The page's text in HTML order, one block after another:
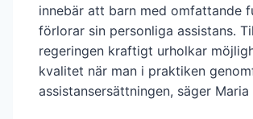
innebär att barn med omfattande
förlorar sin personliga assistans.
regeringen kraftigt urholkar
kvalitet när man i praktiken
assistansersättningen, säger